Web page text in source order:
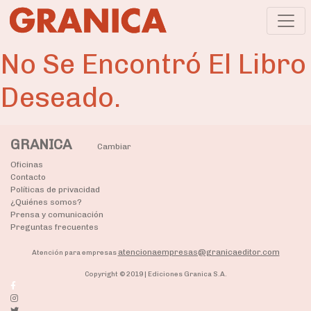
No Se Encontró El Libro
Deseado.
GRANICA
Cambiar
Oficinas
Contacto
Políticas de privacidad
¿Quiénes somos?
Prensa y comunicación
Preguntas frecuentes
Atención para empresasatencionaempresas@granicaeditor.com
Copyright © 2019 | Ediciones Granica S.A.